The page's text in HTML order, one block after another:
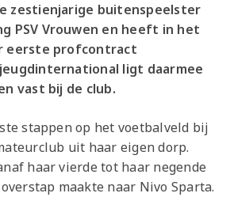
zestienjarige buitenspeelster
PSV Vrouwen en heeft in het
eerste profcontract
ligt daarmee
vast bij de club.
stappen op het voetbalveld bij
uit haar eigen dorp.
haar vierde tot haar negende
maakte naar Nivo Sparta.